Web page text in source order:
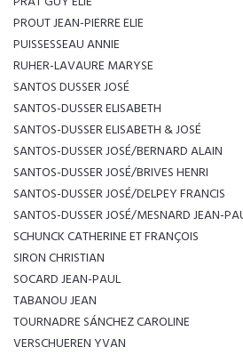
PROUT JEAN-PIERRE ELIE
PUISSESSEAU ANNIE
RUHER-LAVAURE MARYSE
SANTOS DUSSER JOSÉ
SANTOS-DUSSER ELISABETH
SANTOS-DUSSER ELISABETH & JOSÉ
SANTOS-DUSSER JOSÉ/BERNARD ALAIN
SANTOS-DUSSER JOSÉ/BRIVES HENRI
SANTOS-DUSSER JOSÉ/DELPEY FRANCIS
SANTOS-DUSSER JOSÉ/MESNARD JEAN-
SCHUNCK CATHERINE ET FRANÇOIS
SIRON CHRISTIAN
SOCARD JEAN-PAUL
TABANOU JEAN
TOURNADRE SÁNCHEZ CAROLINE
VERSCHUEREN YVAN